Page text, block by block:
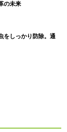
の未来
をしっかり防除。通